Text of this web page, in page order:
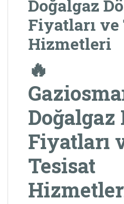
Doğalgaz
Fiyatları ve
Hizmetleri
🔥
Doğalgaz
Fiyatları
Tesisat